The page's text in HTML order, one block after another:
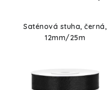
Saténová stuha, černá,
12mm/25m